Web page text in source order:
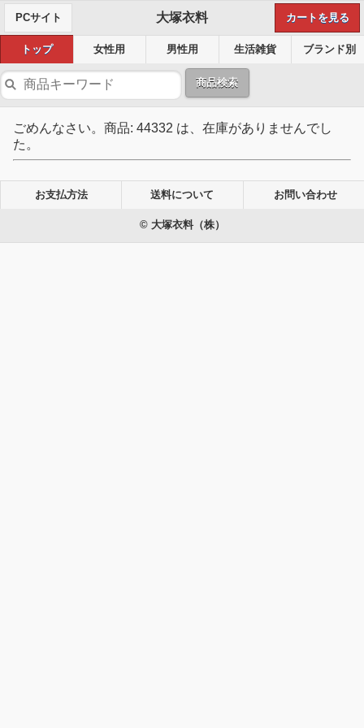
PCサイト 大塚衣料 カートを見る
トップ 女性用 男性用 生活雑貨 ブランド別
商品検索
ごめんなさい。商品: 44332 は、在庫がありませんでし
た。
お支払方法 送料について お問い合わせ
© 大塚衣料（株）